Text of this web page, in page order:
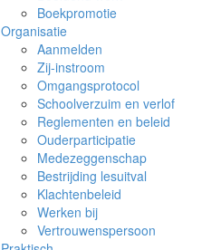
Boekpromotie
Organisatie
Aanmelden
Zij-instroom
Omgangsprotocol
Schoolverzuim en verlof
Reglementen en beleid
Ouderparticipatie
Medezeggenschap
Bestrijding lesuitval
Klachtenbeleid
Werken bij
Vertrouwenspersoon